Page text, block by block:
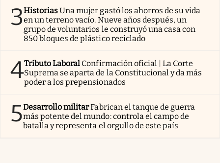
3HistoriasUna mujer gastó los ahorros de su vida
en un terreno vacío. Nueve años después, un
grupo de voluntarios le construyó una casa con
850 bloques de plástico reciclado
4Tributo Laboral Confirmación oficial | La Corte
Suprema se aparta de la Constitucional y da más
poder a los prepensionados
5Desarrollo militarFabrican el tanque de guerra
más potente del mundo: controla el campo de
batalla y representa el orgullo de este país